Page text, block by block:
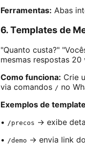
Ferramentas: Abas
6. Templates de
"Quanto custa?"
mesmas respostas
Como funciona: Crie
via comandos / no
Exemplos de
• /precos → exibe
• /demo → envia link